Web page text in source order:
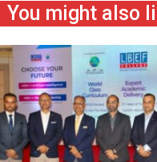
You might also